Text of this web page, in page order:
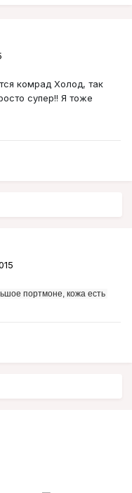
комрад Холод, так
супер!! Я тоже
портмоне, кожа есть